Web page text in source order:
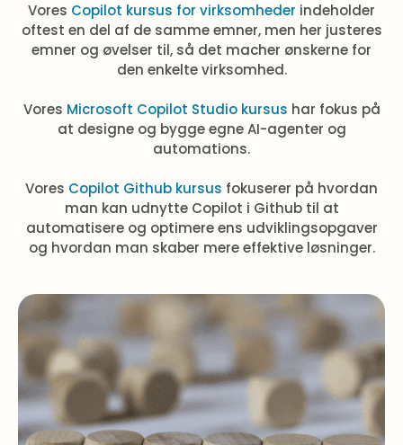
Vores Copilot kursus for virksomheder indeholder
oftest en del af de samme emner, men her justeres
emner og øvelser til, så det macher ønskerne for
den enkelte virksomhed.
Vores Microsoft Copilot Studio kursus har fokus på
at designe og bygge egne AI-agenter og
automations.
Vores Copilot Github kursus fokuserer på hvordan
man kan udnytte Copilot i Github til at
automatisere og optimere ens udviklingsopgaver
og hvordan man skaber mere effektive løsninger.